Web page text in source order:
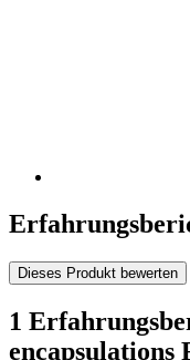
Dieses Produkt bewerten
1
encapsulations